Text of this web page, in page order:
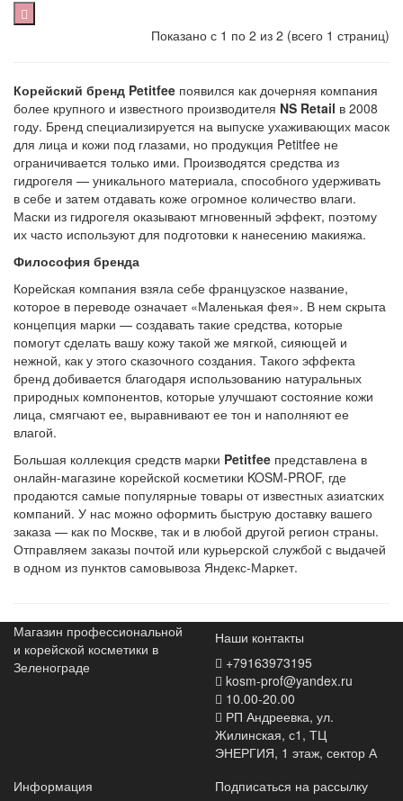
Показано с 1 по 2 из 2 (всего 1 страниц)
Корейский бренд Petitfee появился как дочерняя компания
более крупного и известного производителя NS Retail в 2008
году. Бренд специализируется на выпуске ухаживающих масок
для лица и кожи под глазами, но продукция Petitfee не
ограничивается только ими. Производятся средства из
гидрогеля — уникального материала, способного удерживать
в себе и затем отдавать коже огромное количество влаги.
Маски из гидрогеля оказывают мгновенный эффект, поэтому
их часто используют для подготовки к нанесению макияжа.
Философия бренда
Корейская компания взяла себе французское название,
которое в переводе означает «Маленькая фея». В нем скрыта
концепция марки — создавать такие средства, которые
помогут сделать вашу кожу такой же мягкой, сияющей и
нежной, как у этого сказочного создания. Такого эффекта
бренд добивается благодаря использованию натуральных
природных компонентов, которые улучшают состояние кожи
лица, смягчают ее, выравнивают ее тон и наполняют ее
влагой.
Большая коллекция средств марки Petitfee представлена в
онлайн-магазине корейской косметики KOSM-PROF, где
продаются самые популярные товары от известных азиатских
компаний. У нас можно оформить быструю доставку вашего
заказа — как по Москве, так и в любой другой регион страны.
Отправляем заказы почтой или курьерской службой с выдачей
в одном из пунктов самовывоза Яндекс-Маркет.
Магазин профессиональной
и корейской косметики в
Зеленограде
Наши контакты
+79163973195
kosm-prof@yandex.ru
10.00-20.00
РП Андреевка, ул.
Жилинская, с1, ТЦ
ЭНЕРГИЯ, 1 этаж, сектор А
Информация
Подписаться на рассылку